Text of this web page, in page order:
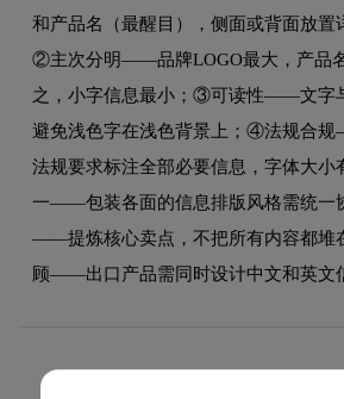
和产品名（最醒目），侧面或背面放置
②主次分明——品牌LOGO最大，产品
之，小字信息最小；③可读性——文字
避免浅色字在浅色背景上；④法规合
法规要求标注全部必要信息，字体大
一——包装各面的信息排版风格需统一
——提炼核心卖点，不把所有内容都堆
顾——出口产品需同时设计中文和英文